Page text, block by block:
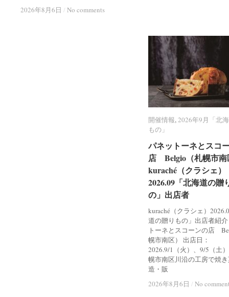
2026年8月6日 / No comments
2026年8月6日 / No comments
開催情報,2026年9月「北
もの」
パネットーネとスコ
店 Belgio（札幌市南
kuraché（クラシェ）
2026.09「北海道の贈
の」出店者
kuraché（クラシェ）
道の贈りもの」出店者紹
トーネとスコーンの店
幌市南区） 出店日：
2026.9/1（火）、9/5（土
幌市南区川沿の工房で焼
造・販
2026年8月6日 / No
開催情報 2026年9月「北
もの」
パネットーネとスコ
店 Belgio（札幌市南
kuraché（クラシェ）
2026.09「北海道の贈
の」出店者
2026年8月6日 / No